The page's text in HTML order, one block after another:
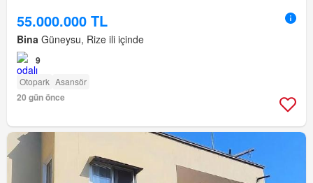
55.000.000 TL
Bina Güneysu, Rize ili içinde
9
Otopark Asansör
20 gün önce